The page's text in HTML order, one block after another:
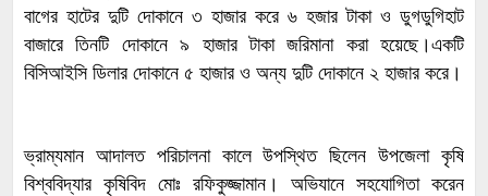
বাগের হাটের দুটি দোকানে ৩ হাজার করে ৬ হজার টাকা ও ডুগডুগিহাট
বাজারে তিনটি দোকানে ৯ হাজার টাকা জরিমানা করা হয়েছে।একটি
বিসিআইসি ডিলার দোকানে ৫ হাজার ও অন্য দুটি দোকানে ২ হাজার করে।
ভ্রাম্যমান আদালত পরিচালনা কালে উপস্থিত ছিলেন উপজেলা কৃষি
বিশ্ববিদ্যার কৃষিবিদ মোঃ রফিকুজ্জামান। অভিযানে সহযোগিতা করেন